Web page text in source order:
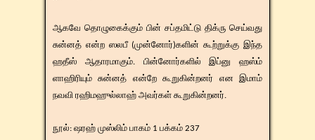
ஆகவே தொழுகைக்கும் பின் சப்தமிட்டு திக்ரு செய்வது
சுன்னத் என்ற ஸலபீ (முன்னோர்)களின் கூற்றுக்கு இந்த
ஹதீஸ் ஆதாரமாகும். பின்னோர்களில் இப்னு ஹஸ்ம்
ளாஹிரியும் சுன்னத் என்றே கூறுகின்றனர் என இமாம்
நவவி ரஹிமஹுல்லாஹ் அவர்கள் கூறுகின்றனர்.
​​நூல்: ஷரஹ் முஸ்லிம் பாகம் 1 பக்கம் 237